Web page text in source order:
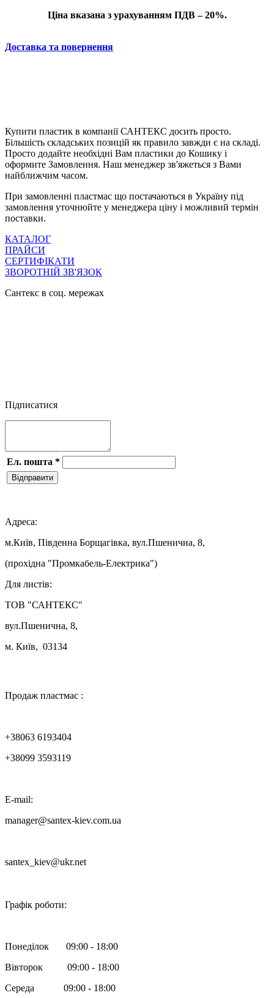
Ціна вказана з урахуванням ПДВ – 20%.
Доставка та повернення
Купити пластик в компанії САНТЕКС досить просто.
Більшість складських позицій як правило завжди є на складі.
Просто додайте необхідні Вам пластики до Кошику і
оформите Замовлення. Наш менеджер зв'яжеться з Вами
найближчим часом.
При замовленні пластмас що постачаються в Україну під
замовлення уточнюйте у менеджера ціну і можливий термін
поставки.
КАТАЛОГ
ПРАЙСИ
СЕРТИФІКАТИ
ЗВОРОТНІЙ ЗВ'ЯЗОК
Сантекс в соц. мережах
Підписатися
Ел. пошта *
Відправити
Адреса:
м.Київ, Південна Борщагівка, вул.Пшенична, 8,
(прохідна "Промкабель-Електрика")
Для листів:
ТОВ "САНТЕКС"
вул.Пшенична, 8,
м. Київ, 03134
Продаж пластмас :
+38063 6193404
+38099 3593119
E-mail:
manager@santex-kiev.com.ua
santex_kiev@ukr.net
Графік роботи:
Понеділок 09:00 - 18:00
Вівторок 09:00 - 18:00
Середа 09:00 - 18:00